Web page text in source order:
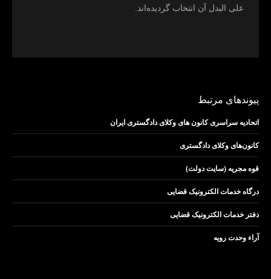
علی البدل آن انتخاب گرديده‌اند.
پیوندهای مرتبط
اتحادیه سراسری کانون های وکلای دادگستری ایران
کانون‌های وکلای دادگستری
قوه مجریه (سایت دولت)
درگاه خدمات الکترونیک قضایی
دفتر خدمات الکترونیک قضایی
آراء وحدت رویه